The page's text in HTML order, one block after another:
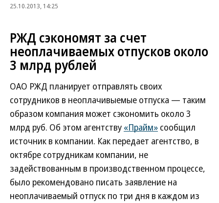
25.10.2013, 14:25
РЖД сэкономят за счет
неоплачиваемых отпусков около
3 млрд рублей
ОАО РЖД планирует отправлять своих
сотрудников в неоплачивыемые отпуска — таким
образом компания может сэкономить около 3
млрд руб. Об этом агентству «Прайм» сообщил
источник в компании. Как передает агентство, в
октябре сотрудникам компании, не
задействованным в производственном процессе,
было рекомендовано писать заявление на
неоплачиваемый отпуск по три дня в каждом из